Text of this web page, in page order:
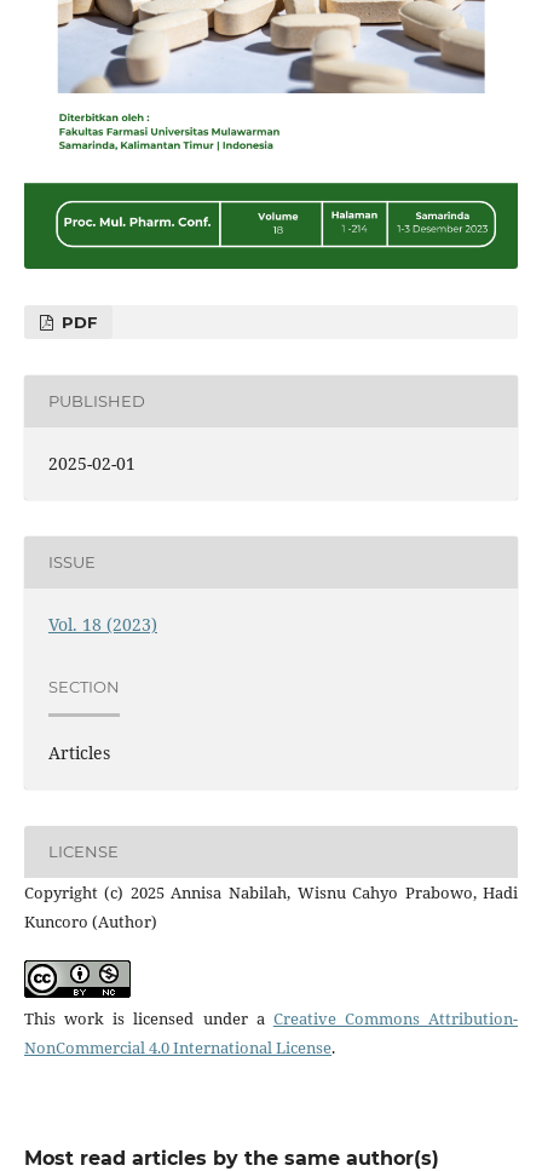
PDF
PUBLISHED
2025-02-01
ISSUE
Vol. 18 (2023)
SECTION
Articles
LICENSE
Copyright (c) 2025 Annisa Nabilah, Wisnu Cahyo Prabowo, Hadi
Kuncoro (Author)
This work is licensed under a Creative Commons Attribution-
NonCommercial 4.0 International License.
Most read articles by the same author(s)